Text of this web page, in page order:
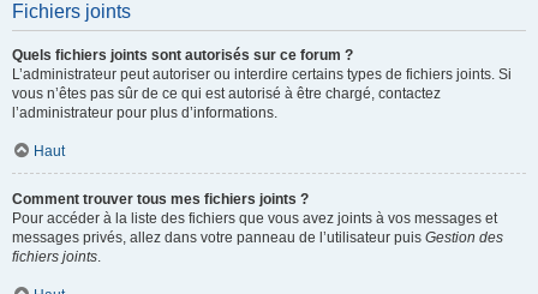
Fichiers joints
Quels fichiers joints sont autorisés sur ce forum ?
L’administrateur peut autoriser ou interdire certains types de fichiers joints. Si
vous n’êtes pas sûr de ce qui est autorisé à être chargé, contactez
l’administrateur pour plus d’informations.
Haut
Comment trouver tous mes fichiers joints ?
Pour accéder à la liste des fichiers que vous avez joints à vos messages et
messages privés, allez dans votre panneau de l’utilisateur puis Gestion des
fichiers joints.